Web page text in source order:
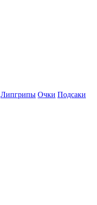
Липгрипы Очки Подсаки